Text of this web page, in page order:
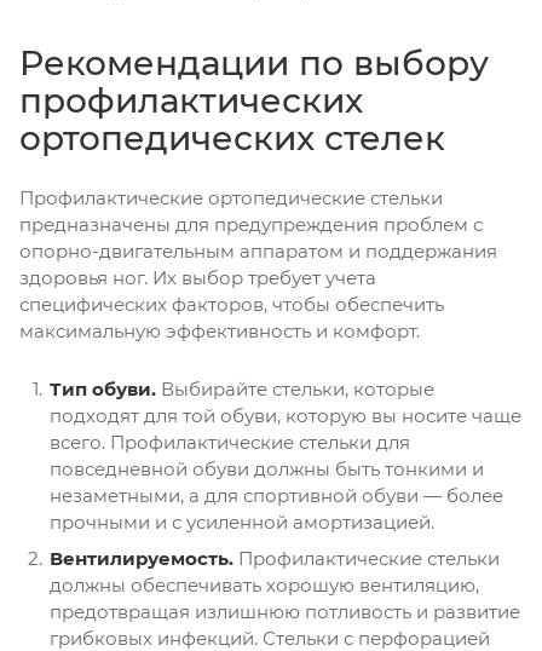
Рекомендации по выбору
профилактических
ортопедических стелек
Профилактические ортопедические стельки
предназначены для предупреждения проблем с
опорно-двигательным аппаратом и поддержания
здоровья ног. Их выбор требует учета
специфических факторов, чтобы обеспечить
максимальную эффективность и комфорт.
Тип обуви. Выбирайте стельки, которые
подходят для той обуви, которую вы носите чаще
всего. Профилактические стельки для
повседневной обуви должны быть тонкими и
незаметными, а для спортивной обуви — более
прочными и с усиленной амортизацией.
Вентилируемость. Профилактические стельки
должны обеспечивать хорошую вентиляцию,
предотвращая излишнюю потливость и развитие
грибковых инфекций. Стельки с перфорацией